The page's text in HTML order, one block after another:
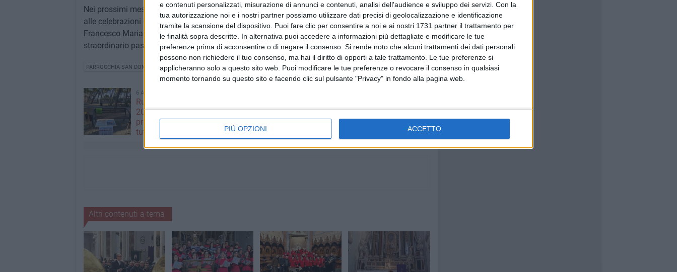
e contenuti personalizzati, misurazione di annunci e contenuti, analisi dell'audience e sviluppo dei servizi. Con la
tua autorizzazione noi e i nostri partner possiamo utilizzare dati precisi di geolocalizzazione e identificazione
tramite la scansione del dispositivo. Puoi fare clic per consentire a noi e ai nostri 1731 partner il trattamento per
le finalità sopra descritte. In alternativa puoi accedere a informazioni più dettagliate e modificare le tue
preferenze prima di acconsentire o di negare il consenso. Si rende noto che alcuni trattamenti dei dati personali
possono non richiedere il tuo consenso, ma hai il diritto di opporti a tale trattamento. Le tue preferenze si
applicheranno solo a questo sito web. Puoi modificare le tue preferenze o revocare il consenso in qualsiasi
momento tornando su questo sito e facendo clic sul pulsante "Privacy" in fondo alla pagina web.
PIÙ OPZIONI ACCETTO
Nei prossimi mesi saranno comunicati ulteriori dettagli organizzativi relativi al pellegrinaggio e
alle celebrazioni collegate all'ordinazione. Intanto, la comunità ruvese si stringe già attorno a fra
Francesco Maria Sorice, pronta ad accompagnarlo con la preghiera e l'affetto in questo
straordinario passaggio della sua vita.
PARROCCHIA SAN DOMENICO
6 AGOSTO 2026
Ruvo, si conclude "Monitor
2024": due giornate dedicate alla
prevenzione degli incendi e alla
tutela dell'ambiente
"principino" sotto le plance: ecco
Prince Lumena
Altri contenuti a tema